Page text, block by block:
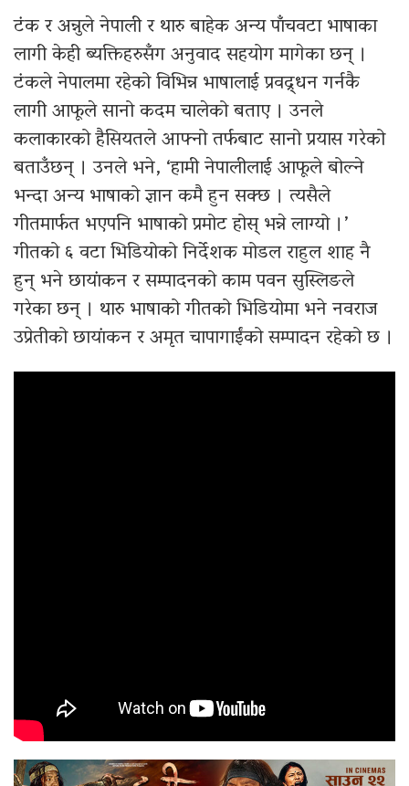
टंक र अन्नुले नेपाली र थारु बाहेक अन्य पाँचवटा भाषाका
लागी केही ब्यक्तिहरुसँग अनुवाद सहयोग मागेका छन् ।
टंकले नेपालमा रहेको विभिन्न भाषालाई प्रवद्र्धन गर्नकै
लागी आफूले सानो कदम चालेको बताए । उनले
कलाकारको हैसियतले आफ्नो तर्फबाट सानो प्रयास गरेको
बताउँछन् । उनले भने, ‘हामी नेपालीलाई आफूले बोल्ने
भन्दा अन्य भाषाको ज्ञान कमै हुन सक्छ । त्यसैले
गीतमार्फत भएपनि भाषाको प्रमोट होस् भन्ने लाग्यो ।’
गीतको ६ वटा भिडियोको निर्देशक मोडल राहुल शाह नै
हुन् भने छायांकन र सम्पादनको काम पवन सुस्लिङले
गरेका छन् । थारु भाषाको गीतको भिडियोमा भने नवराज
उप्रेतीको छायांकन र अमृत चापागाईंको सम्पादन रहेको छ ।